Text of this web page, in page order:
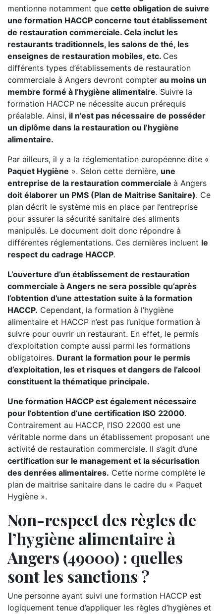
mentionne notamment que cette obligation de suivre
une formation HACCP concerne tout établissement
de restauration commerciale. Cela inclut les
restaurants traditionnels, les salons de thé, les
enseignes de restauration mobiles, etc. Ces
différents types d’établissements de restauration
commerciale à Angers devront compter au moins un
membre formé à l’hygiène alimentaire. Suivre la
formation HACCP ne nécessite aucun prérequis
préalable. Ainsi, il n’est pas nécessaire de posséder
un diplôme dans la restauration ou l’hygiène
alimentaire.
Par ailleurs, il y a la réglementation européenne dite «
Paquet Hygiène ». Selon cette dernière, une
entreprise de la restauration commerciale à Angers
doit élaborer un PMS (Plan de Maitrise Sanitaire). Ce
plan décrit le système mis en place par l’entreprise
pour assurer la sécurité sanitaire des aliments
manipulés. Le document doit donc répondre à
différentes réglementations. Ces dernières incluent le
respect du cadrage HACCP.
L’ouverture d’un établissement de restauration
commerciale à Angers ne sera possible qu’après
l’obtention d’une attestation suite à la formation
HACCP. Cependant, la formation à l’hygiène
alimentaire et HACCP n’est pas l’unique formation à
suivre pour ouvrir un restaurant. En effet, le permis
d’exploitation compte aussi parmi les formations
obligatoires. Durant la formation pour le permis
d’exploitation, les et risques et dangers de l’alcool
constituent la thématique principale.
Une formation HACCP est également nécessaire
pour l’obtention d’une certification ISO 22000.
Contrairement au HACCP, l’ISO 22000 est une
véritable norme dans un établissement proposant une
activité de restauration commerciale. Il s’agit d’une
certification sur le management et la sécurisation
des denrées alimentaires. Cette norme complète le
plan de maitrise sanitaire dans le cadre du « Paquet
Hygiène ».
Non-respect des règles de
l’hygiène alimentaire à
Angers (49000) : quelles
sont les sanctions ?
Une personne ayant suivi une formation HACCP est
logiquement tenue d’appliquer les règles d’hygiènes et